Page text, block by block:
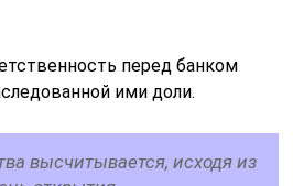
перед банком
ими доли.
высчитывается, исходя из